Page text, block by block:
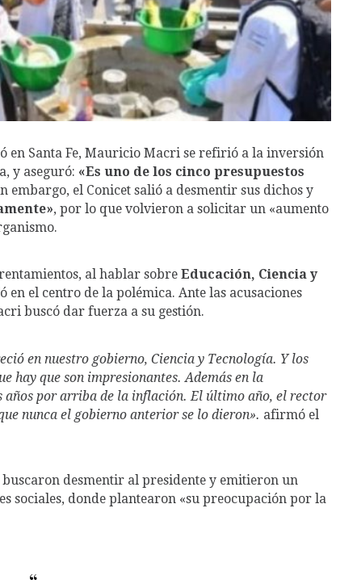
en Santa Fe, Mauricio Macri se refirió a la inversión
y aseguró: «Es uno de los cinco presupuestos
embargo, el Conicet salió a desmentir sus dichos y
, por lo que volvieron a solicitar un «aumento
al hablar sobre Educación, Ciencia y
en el centro de la polémica. Ante las acusaciones
buscó dar fuerza a su gestión.
en nuestro gobierno, Ciencia y Tecnología. Y los
hay que son impresionantes. Además en la
años por arriba de la inflación. El último año, el rector
nunca el gobierno anterior se lo dieron». afirmó el
buscaron desmentir al presidente y emitieron un
sociales, donde plantearon «su preocupación por la